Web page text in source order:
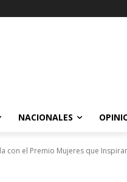
NACIONALES
con el Premio Mujeres que